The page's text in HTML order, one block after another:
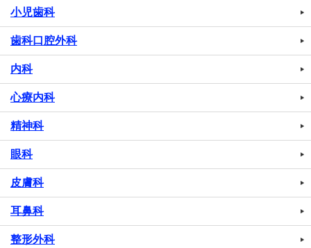
小児歯科
歯科口腔外科
内科
心療内科
精神科
眼科
皮膚科
耳鼻科
整形外科